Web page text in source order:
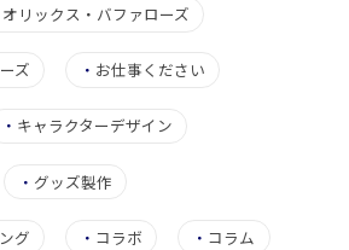
オリックス・バファローズ
ズ ・ お仕事ください
・ キャラクターデザイン
・ グッズ製作
グ ・ コラボ ・ コラム